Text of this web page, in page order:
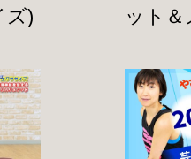
康トーク】(3/4)
康トーク】(4/4)
クター第1回【美
ズ)
ット